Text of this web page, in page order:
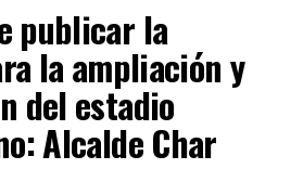
publicar la
la ampliación y
del estadio
Alcalde Char